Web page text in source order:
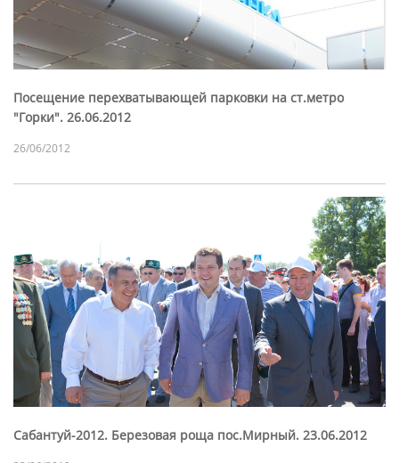
Посещение перехватывающей парковки на ст.метро
"Горки". 26.06.2012
26/06/2012
Сабантуй-2012. Березовая роща пос.Мирный. 23.06.2012